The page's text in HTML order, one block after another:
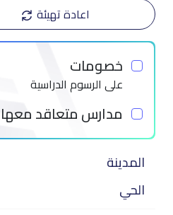
اعادة تهيئة
خصومات
على الرسوم الدراسية
مدارس متعاقد معها
المدينة
الحي